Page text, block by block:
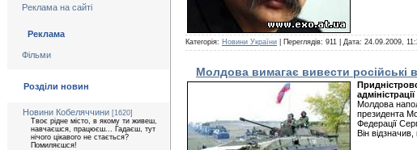
Реклама на сайті
Реклама
Фільми
Розділи новин
Новини Кобеляччини [1620]
Твоє рідне місто, в якому ти живеш,
навчаєшся, працюєш... Гадаєш, тут
нічого цікавого не стається?
Помиляєшся!
Категорія: Новини України | Переглядів: 911 | Дата: 24.09.2009,
Молдова вимагає вивести російські
Молдова
президента
Федерації
Він